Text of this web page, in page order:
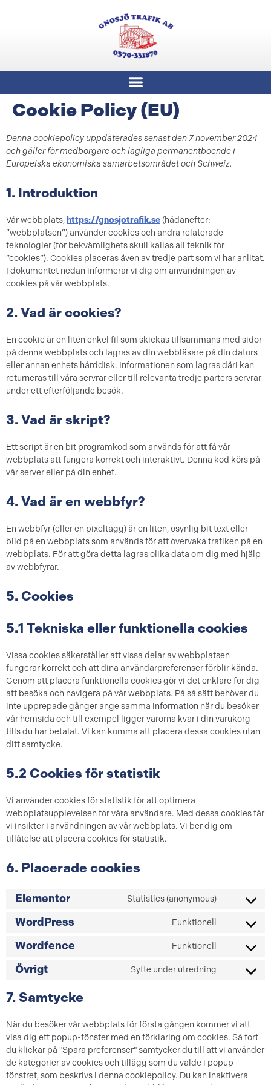
Cookie Policy (EU)
Denna cookiepolicy uppdaterades senast den 7 november 2024
och gäller för medborgare och lagliga permanentboende i
Europeiska ekonomiska samarbetsområdet och Schweiz.
1. Introduktion
Vår webbplats, https://gnosjotrafik.se(hädanefter:
”webbplatsen”) använder cookies och andra relaterade
teknologier (för bekvämlighets skull kallas all teknik för
”cookies”). Cookies placeras även av tredje part som vi har anlitat.
I dokumentet nedan informerar vi dig om användningen av
cookies på vår webbplats.
2. Vad är cookies?
En cookie är en liten enkel fil som skickas tillsammans med sidor
på denna webbplats och lagras av din webbläsare på din dators
eller annan enhets hårddisk. Informationen som lagras däri kan
returneras till våra servrar eller till relevanta tredje parters servrar
under ett efterföljande besök.
3. Vad är skript?
Ett script är en bit programkod som används för att få vår
webbplats att fungera korrekt och interaktivt. Denna kod körs på
vår server eller på din enhet.
4. Vad är en webbfyr?
En webbfyr (eller en pixeltagg) är en liten, osynlig bit text eller
bild på en webbplats som används för att övervaka trafiken på en
webbplats. För att göra detta lagras olika data om dig med hjälp
av webbfyrar.
5. Cookies
5.1 Tekniska eller funktionella cookies
Vissa cookies säkerställer att vissa delar av webbplatsen
fungerar korrekt och att dina användarpreferenser förblir kända.
Genom att placera funktionella cookies gör vi det enklare för dig
att besöka och navigera på vår webbplats. På så sätt behöver du
inte upprepade gånger ange samma information när du besöker
vår hemsida och till exempel ligger varorna kvar i din varukorg
tills du har betalat. Vi kan komma att placera dessa cookies utan
ditt samtycke.
5.2 Cookies för statistik
Vi använder cookies för statistik för att optimera
webbplatsupplevelsen för våra användare. Med dessa cookies får
vi insikter i användningen av vår webbplats. Vi ber dig om
tillåtelse att placera cookies för statistik.
6. Placerade cookies
Elementor Statistics (anonymous)
WordPress Funktionell
Wordfence Funktionell
Övrigt Syfte under utredning
7. Samtycke
När du besöker vår webbplats för första gången kommer vi att
visa dig ett popup-fönster med en förklaring om cookies. Så fort
du klickar på "Spara preferenser" samtycker du till att vi använder
de kategorier av cookies och tillägg som du valde i popup-
fönstret, som beskrivs i denna cookiepolicy. Du kan inaktivera